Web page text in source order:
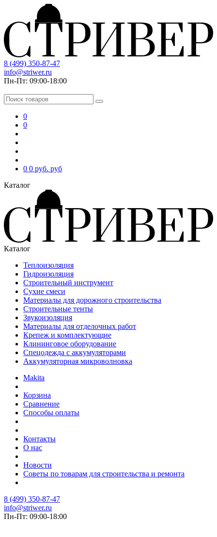
8 (499) 350-87-47
info@striwer.ru
Пн-Пт: 09:00-18:00
0
0
0 0 руб. руб
Каталог
Каталог
Теплоизоляция
Гидроизоляция
Строительный инструмент
Сухие смеси
Материалы для дорожного строительства
Строительные тенты
Звукоизоляция
Материалы для отделочных работ
Крепеж и комплектующие
Клининговое оборудование
Спецодежда с аккумуляторами
Аккумуляторная микроволновка
Makita
Корзина
Сравнение
Способы оплаты
Контакты
О нас
Новости
Советы по товарам для строительства и ремонта
8 (499) 350-87-47
info@striwer.ru
Пн-Пт: 09:00-18:00